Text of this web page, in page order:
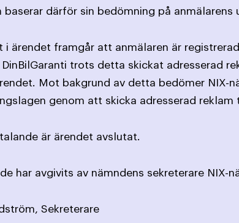
baserar därför sin bedömning på anmälarens
i ärendet framgår att anmälaren är
trots detta skickat adresserad
Mot bakgrund av detta bedömer NIX-
genom att skicka adresserad
är ärendet avslutat.
har avgivits av nämndens sekreterare NIX-
Sekreterare